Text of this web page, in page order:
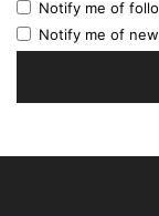
Notify me of
Notify me of